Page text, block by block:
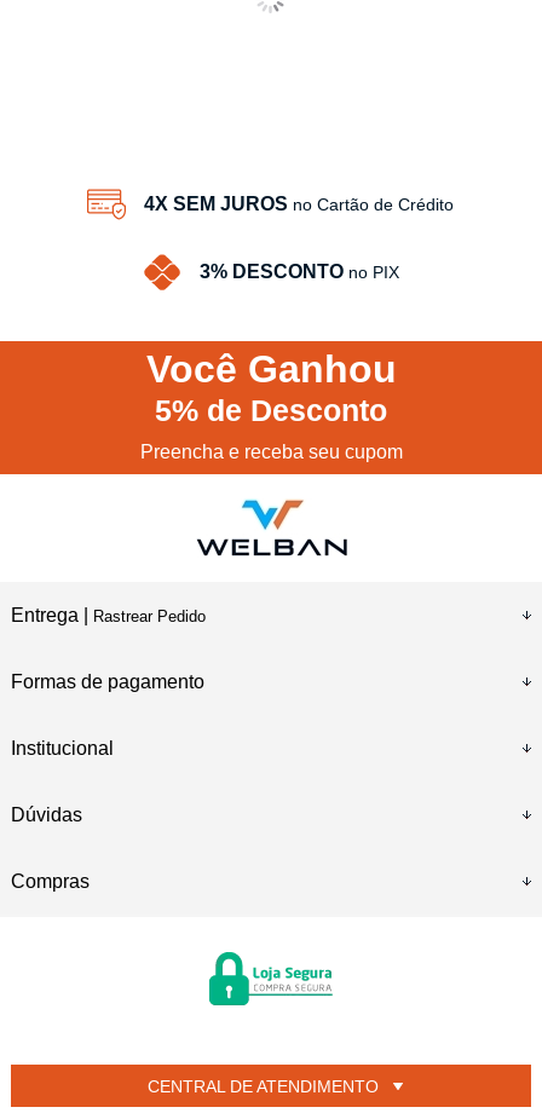
4X SEM JUROS no Cartão de Crédito
3% DESCONTO no PIX
Você Ganhou
5% de Desconto
Preencha e receba seu cupom
Entrega | Rastrear Pedido
Formas de pagamento
Institucional
Dúvidas
Compras
CENTRAL DE ATENDIMENTO